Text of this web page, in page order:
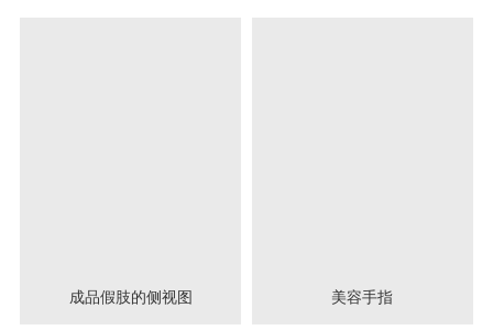
成品假肢的侧视图 美容手指